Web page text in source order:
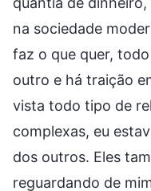
na sociedade
faz o que quer,
outro e há traição
vista todo tipo de
complexas, eu
dos outros. Eles
reguardando de